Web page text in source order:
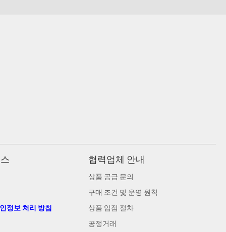
정보 처리 방침
협력업체 안내
상품 공급 문의
구매 조건 및 운영 원칙
상품 입점 절차
공정거래